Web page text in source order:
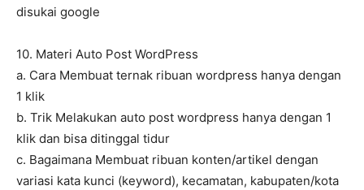
disukai google
10. Materi Auto Post WordPress
a. Cara Membuat ternak ribuan wordpress hanya dengan
1 klik
b. Trik Melakukan auto post wordpress hanya dengan 1
klik dan bisa ditinggal tidur
c. Bagaimana Membuat ribuan konten/artikel dengan
variasi kata kunci (keyword), kecamatan, kabupaten/kota